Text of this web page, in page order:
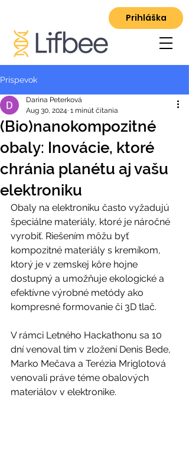
Prihláška
Príspevok
(Bio)nanokompozitné
obaly: Inovácie, ktoré
chránia planétu aj vašu
elektroniku
Darina Peterková
Aug 30, 2024 1 minút čítania
Obaly na elektroniku často vyžadujú
špeciálne materiály, ktoré je náročné
vyrobiť. Riešením môžu byť
kompozitné materiály s kremíkom,
ktorý je v zemskej kôre hojne
dostupný a umožňuje ekologické a
efektívne výrobné metódy ako
kompresné formovanie či 3D tlač.
V rámci Letného Hackathonu sa 10
dní venoval tím v zložení Denis Bede,
Marko Mečava a Terézia Mriglotová
venovali práve téme obalových
materiálov v elektronike.